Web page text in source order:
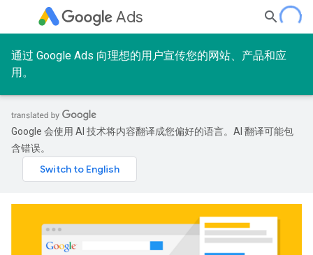
Ads
通过 Google Ads 向理想的用户宣传您的网站、产品和应
用。
Google 会使用 AI 技术将内容翻译成您偏好的语言。AI 翻译可能包
含错误。